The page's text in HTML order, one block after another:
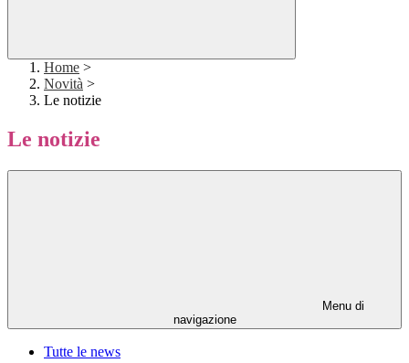
Home >
Novità >
Le notizie
Le notizie
Menu di
navigazione
Tutte le news